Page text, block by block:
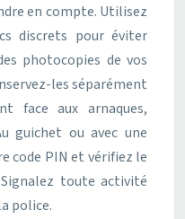
en compte. Utilisez
discrets pour éviter
photocopies de vos
les séparément
face aux arnaques,
guichet ou avec une
code PIN et vérifiez le
toute activité
police.